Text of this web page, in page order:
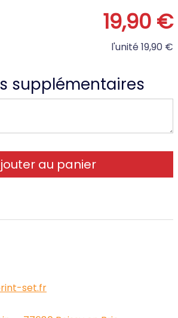
19,90 €
l'unité19,90 €
supplémentaires
set.fr